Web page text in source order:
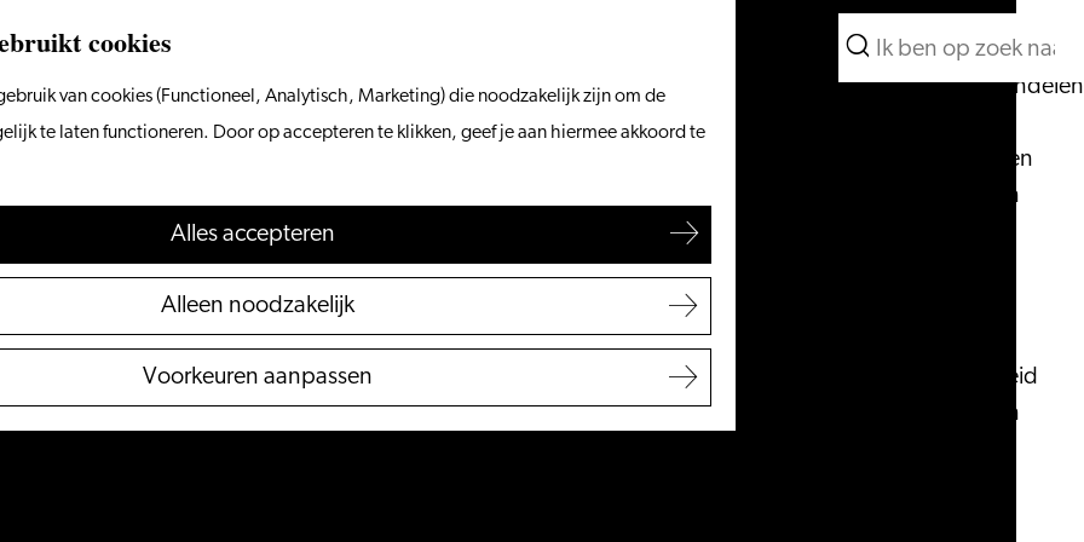
cookies
van cookies (Functioneel, Analytisch, Marketing) die noodzakelijk zijn om de
te laten functioneren. Door op accepteren te klikken, geef je aan hiermee akkoord te
Alles accepteren
Alleen noodzakelijk
Voorkeuren aanpassen
Menu
Zoeken
Wat te doen
Vanaf het water
Fietsen & wandelen
Eten & drinken
Met kinderen
Bereikbaarheid
Overnachten
Zoeken